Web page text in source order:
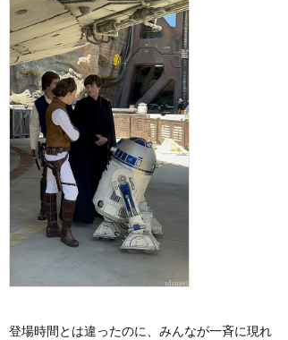
登場時間とは違ったのに、みんなが一斉に現れ